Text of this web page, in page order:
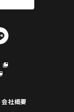
会社概要